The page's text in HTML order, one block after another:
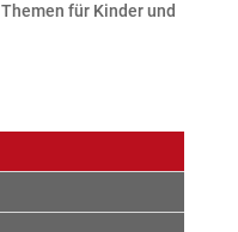
Themen für Kinder und